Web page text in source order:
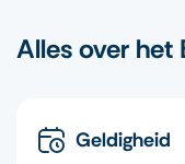
Alles over het
Geldigheid